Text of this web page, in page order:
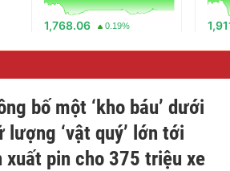
1,768.06 0.19%
bố một ‘kho báu’ dưới
‘vật quý’ lớn tới
xuất pin cho 375 triệu xe